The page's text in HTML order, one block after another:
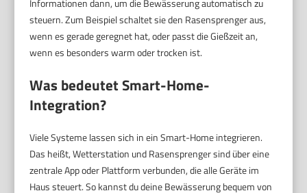
Informationen dann, um die Bewässerung automatisch zu
steuern. Zum Beispiel schaltet sie den Rasensprenger aus,
wenn es gerade geregnet hat, oder passt die Gießzeit an,
wenn es besonders warm oder trocken ist.
Was bedeutet Smart-Home-
Integration?
Viele Systeme lassen sich in ein Smart-Home integrieren.
Das heißt, Wetterstation und Rasensprenger sind über eine
zentrale App oder Plattform verbunden, die alle Geräte im
Haus steuert. So kannst du deine Bewässerung bequem von